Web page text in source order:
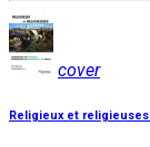
cover
Religieux et